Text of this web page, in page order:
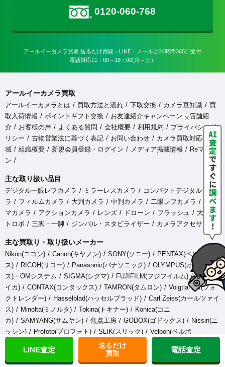
0120-060-768
アールイーカメラ買取 送るだけ買取・LINE・メールは24時間365日受付
電話対応11：00～19：00(月～土）
アールイーカメラ買取
アールイーカメラとは 買取方法と流れ 下取交換 カメラ豆知識
買
取入荷情報
ポイントギフト交換 お友達紹介キャンペーン
店舗紹
介
お客様の声 よくある質問 会社概要 利用規約
プライバシーポ
リシー
古物営業法に基づく表記 お問い合わせ
カメラ買取対応地
域
組織概要 新規会員登録・ログイン メディア掲載情報
Reマガジ
ン
主な取り扱い品目
デジタル一眼レフカメラ ミラーレスカメラ
コンパクトデジタルカメ
ラ
フィルムカメラ 大判カメラ 中判カメラ 二眼レフカメラ
シネ
マカメラ
アクションカメラ レンズ ドローン フラッシュ
大型ス
トロボ
三脚・一脚 ジンバル・スタビライザー カメラアクセサリ
主な買取り・取り扱いメーカー
Nikon(ニコン) Canon(キヤノン) SONY(ソニー)
PENTAX(ペンタック
ス)
RICOH(リコー) Panasonic(パナソニック)
OLYMPUS(オリンパ
ス)・OMシステム
SIGMA(シグマ) FUJIFILM(フジフイルム)
Leica(ラ
イカ)
CONTAX(コンタックス) TAMRON(タムロン)
Voigtlander(フォ
クトレンダー)
Hasselblad(ハッセルブラッド)
Carl Zeiss(カールツァイ
ス)
Minolta(ミノルタ) Tokina(トキナー)
Konica(コニ
カ)
SAMYANG(サムヤン) 焦点工房 GODOX(ゴドックス)
Nissin(ニ
ッシン)
Profoto(プロフォト) SLIK(スリック)
Velbon(ベルボ
Manfrotto(マンフロット)
スタッフ)
sachtler(ザハトラー) Libec(リーベック)
Blackmagic
Design(ブラックマジックデザイン)
GoPro(ゴープロ) DJI(ディージェ
LINE査定
送るだけ
買取
電話査定